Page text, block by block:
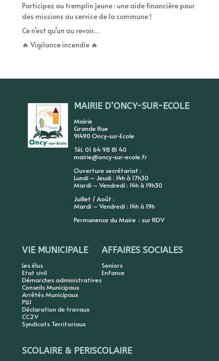
Participez au tremplin jeune : une aide financière pour
des missions au service de la commune !
Ce n’est qu’un au revoir…
🔥 Vigilance incendie 🔥
MAIRIE D’ONCY-SUR-ECOLE
Mairie
Grande Rue
91490 Oncy-sur-Ecole
Tél. 01 64 98 81 40
mairie@oncy-sur-ecole.fr
Ouverture secrétariat :
Lundi – Jeudi : 14h à 17h30
Mardi – Vendredi : 14h à 19h30
Juillet / Août :
Mardi – Vendredi : 14h à 19h
Permanence du Maire : sur RDV
VIE MUNICIPALE
Les élus
Etat civil
Démarches administratives
Conseils Municipaux
Arrêtés Municipaux
PLU
Déclaration de travaux
CC2V
Syndicats Territoriaux
AFFAIRES SOCIALES
Seniors
Enfance
SCOLAIRE & PERISCOLAIRE